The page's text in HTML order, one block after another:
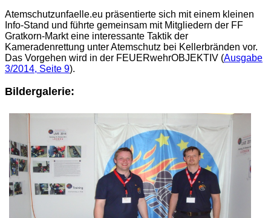
Atemschutzunfaelle.eu präsentierte sich mit einem kleinen
Info-Stand und führte gemeinsam mit Mitgliedern der FF
Gratkorn-Markt eine interessante Taktik der
Kameradenrettung unter Atemschutz bei Kellerbränden vor.
Das Vorgehen wird in der FEUERwehrOBJEKTIV (Ausgabe
3/2014, Seite 9).
Bildergalerie: